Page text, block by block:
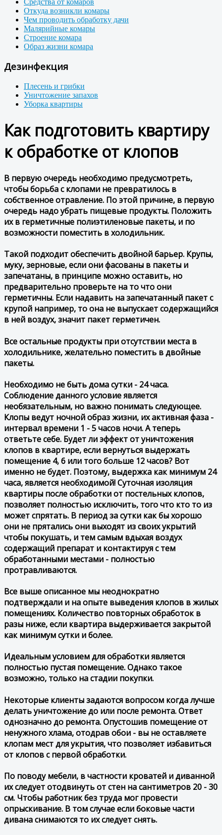
Откуда возникли комары
Чем проводить обработку дачи
Малярийные комары
Строение комара
Образ жизни комара
Дезинфекция
Плесень и грибки
Уничтожение запахов
Уборка квартиры
Как подготовить квартиру
к обработке от клопов
В первую очередь необходимо предусмотреть,
чтобы борьба с клопами не превратилось в
собственное отравление. По этой причине, в первую
очередь надо убрать пищевые продукты. Положить
их в герметичные полиэтиленовые пакеты, и по
возможности поместить в холодильник.
Такой подходит обеспечить двойной барьер. Крупы,
муку, зерновые, если они фасованы в пакеты и
запечатаны, в принципе можно оставить, но
предварительно проверьте на то что они
герметичны. Если надавить на запечатанный пакет с
крупой например, то она не выпускает содержащийся
в ней воздух, значит пакет герметичен.
Все остальные продукты при отсутствии места в
холодильнике, желательно поместить в двойные
пакеты.
Необходимо не быть дома сутки - 24 часа.
Соблюдение данного условие является
необязательным, но важно понимать следующее.
Клопы ведут ночной образ жизни, их активная фаза -
интервал времени 1 - 5 часов ночи. А теперь
ответьте себе. Будет ли эффект от уничтожения
клопов в квартире, если вернуться выдержать
помещение 4, 6 или того больше 12 часов? Вот
именно не будет. Поэтому, выдержка как минимум 24
часа, является необходимой! Суточная изоляция
квартиры после обработки от постельных клопов,
позволяет полностью исключить, того что кто то из
может спрятать. В период за сутки как бы хорошо
они не прятались они выходят из своих укрытий
чтобы покушать, и тем самым вдыхая воздух
содержащий препарат и контактируя с тем
обработанными местами - полностью
протравливаются.
Все выше описанное мы неоднократно
подтверждали и на опыте выведения клопов в жилых
помещениях. Количество повторных обработок в
разы ниже, если квартира выдерживается закрытой
как минимум сутки и более.
Идеальным условием для обработки является
полностью пустая помещение. Однако такое
возможно, только на стадии покупки.
Некоторые клиенты задаются вопросом когда лучше
делать уничтожение до или после ремонта. Ответ
однозначно до ремонта. Опустошив помещение от
ненужного хлама, отодрав обои - вы не оставляете
клопам мест для укрытия, что позволяет избавиться
от клопов с первой обработки.
По поводу мебели, в частности кроватей и диванной
их следует отодвинуть от стен на сантиметров 20 - 30
см. Чтобы работник без труда мог провести
опрыскивание. В том случае если боковые части
дивана снимаются то их следует снять.